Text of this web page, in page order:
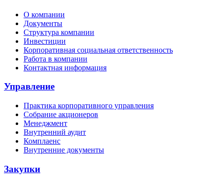
О компании
Документы
Структура компании
Инвестиции
Корпоративная социальная ответственность
Работа в компании
Контактная информация
Управление
Практика корпоративного управления
Собрание акционеров
Менеджмент
Внутренний аудит
Комплаенс
Внутренние документы
Закупки